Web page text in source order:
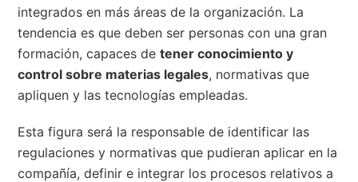
integrados en más áreas de la organización. La
tendencia es que deben ser personas con una gran
formación, capaces detener conocimiento y
control sobre materias legales, normativas que
apliquen y las tecnologías empleadas.
Esta figura será la responsable de identificar las
regulaciones y normativas que pudieran aplicar en la
compañía, definir e integrar los procesos relativos a